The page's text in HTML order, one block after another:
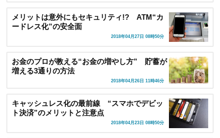
メリットは意外にもセキュリティ!? ATM“カ
ードレス化”の安全面
2018年04月27日 08時50分
お金のプロが教える“お金の増やし方” 貯蓄が
増える3通りの方法
2018年04月26日 11時46分
キャッシュレス化の最前線 “スマホでデビッ
ト決済”のメリットと注意点
2018年04月23日 08時50分